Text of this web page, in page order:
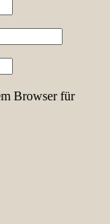
Browser für